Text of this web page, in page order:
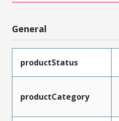
General
productStatus
productCategory